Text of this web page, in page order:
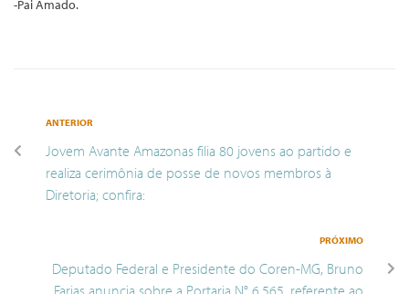
-Pai Amado.
ANTERIOR
Jovem Avante Amazonas filia 80 jovens ao partido e
realiza cerimônia de posse de novos membros à
Diretoria; confira:
PRÓXIMO
Deputado Federal e Presidente do Coren-MG, Bruno
Farias anuncia sobre a Portaria N° 6,565, referente ao